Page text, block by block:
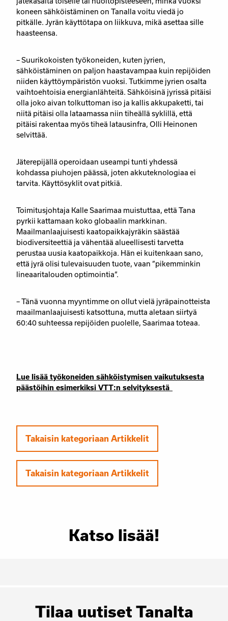
koneen sähköistäminen on Tanalla voitu viedä jo
pitkälle. Jyrän käyttötapa on liikkuva, mikä asettaa sille
haasteensa.
– Suurikokoisten työkoneiden, kuten jyrien,
sähköistäminen on paljon haastavampaa kuin repijöiden
niiden käyttöympäristön vuoksi. Tutkimme jyrien osalta
vaihtoehtoisia energianlähteitä. Sähköisinä jyrissä pitäisi
olla joko aivan tolkuttoman iso ja kallis akkupaketti, tai
niitä pitäisi olla lataamassa niin tiheällä syklillä, että
pitäisi rakentaa myös tiheä latausinfra, Olli Heinonen
selvittää.
Jäterepijällä operoidaan useampi tunti yhdessä
kohdassa piuhojen päässä, joten akkuteknologiaa ei
tarvita. Käyttösyklit ovat pitkiä.
Toimitusjohtaja Kalle Saarimaa muistuttaa, että Tana
pyrkii kattamaan koko globaalin markkinan.
Maailmanlaajuisesti kaatopaikkajyräkin säästää
biodiversiteettiä ja vähentää alueellisesti tarvetta
perustaa uusia kaatopaikkoja. Hän ei kuitenkaan sano,
että jyrä olisi tulevaisuuden tuote, vaan ”pikemminkin
lineaaritalouden optimointia”.
– Tänä vuonna myyntimme on ollut vielä jyräpainotteista
maailmanlaajuisesti katsottuna, mutta aletaan siirtyä
60:40 suhteessa repijöiden puolelle, Saarimaa toteaa.
Lue lisää työkoneiden sähköistymisen vaikutuksesta
päästöihin esimerkiksi VTT:n selvityksestä
Takaisin kategoriaan Artikkelit
Takaisin kategoriaan Artikkelit
Katso lisää!
Tilaa uutiset Tanalta